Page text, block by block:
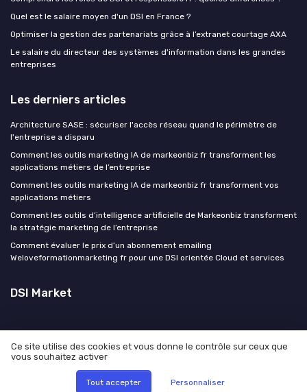
Quel est le salaire moyen d'un DSI en France ?
Optimiser la gestion des partenariats grâce à l’extranet courtage AXA
Le salaire du directeur des systèmes d'information dans les grandes
entreprises
Les derniers articles
Architecture SASE : sécuriser l'accès réseau quand le périmètre de
l'entreprise a disparu
Comment les outils marketing IA de markeonbiz fr transforment les
applications métiers de l’entreprise
Comment les outils marketing IA de markeonbiz fr transforment vos
applications métiers
Comment les outils d’intelligence artificielle de Markeonbiz transforment
la stratégie marketing de l’entreprise
Comment évaluer le prix d’un abonnement emailing
Weloveformationmarketing fr pour une DSI orientée Cloud et services
DSI Market
Mentions légales
© DSI Market 2026
Ce site utilise des cookies et vous donne le contrôle sur ceux que
vous souhaitez activer
Tout accepter Personnaliser